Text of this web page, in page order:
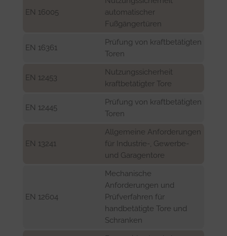
EN 16005
automatischer
Fußgängertüren
EN 16361
Prüfung von kraftbetätigten
Toren
EN 12453
Nutzungssicherheit
kraftbetätigter Tore
EN 12445
Prüfung von kraftbetätigten
Toren
EN 13241
Allgemeine Anforderungen
für Industrie-, Gewerbe-
und Garagentore
EN 12604
Mechanische
Anforderungen und
Prüfverfahren für
handbetätigte Tore und
Schranken